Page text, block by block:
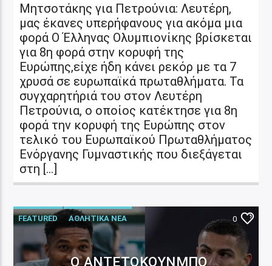
Μητσοτάκης για Πετρούνια: Λευτέρη,
μας έκανες υπερήφανους για ακόμα μια
φορά Ο Έλληνας Ολυμπιονίκης βρίσκεται
για 8η φορά στην κορυφή της
Ευρώπης,είχε ήδη κάνει ρεκόρ με τα 7
χρυσά σε ευρωπαϊκά πρωταθλήματα. Τα
συγχαρητήριά του στον Λευτέρη
Πετρούνια, ο οποίος κατέκτησε για 8η
φορά την κορυφή της Ευρώπης στον
τελικό του Ευρωπαϊκού Πρωταθλήματος
Ενόργανης Γυμναστικής που διεξάγεται
στη […]
FEATURED ΑΘΛΗΤΙΚΑ ΝΕΑ 0
Ο ΑΝΤΕΤΟΚΟΎΝΜΠΟ